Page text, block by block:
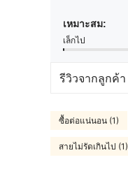
เหมาะสม:
เล็กไป
รีวิวจากลูกค้า
ซื้อต่อแน่นอน (1)
สายไม่รัดเกินไป (1)